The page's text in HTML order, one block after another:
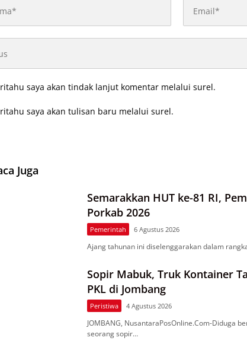
saya akan tindak lanjut komentar melalui surel.
saya akan tulisan baru melalui surel.
Juga
Semarakkan HUT ke-81 RI,
Porkab 2026
Pemerintah 6 Agustus 2026
Ajang tahunan ini diselenggarakan dalam
Sopir Mabuk, Truk Kontainer
PKL di Jombang
Peristiwa 4 Agustus 2026
JOMBANG, NusantaraPosOnline.Com-Diduga
seorang sopir…